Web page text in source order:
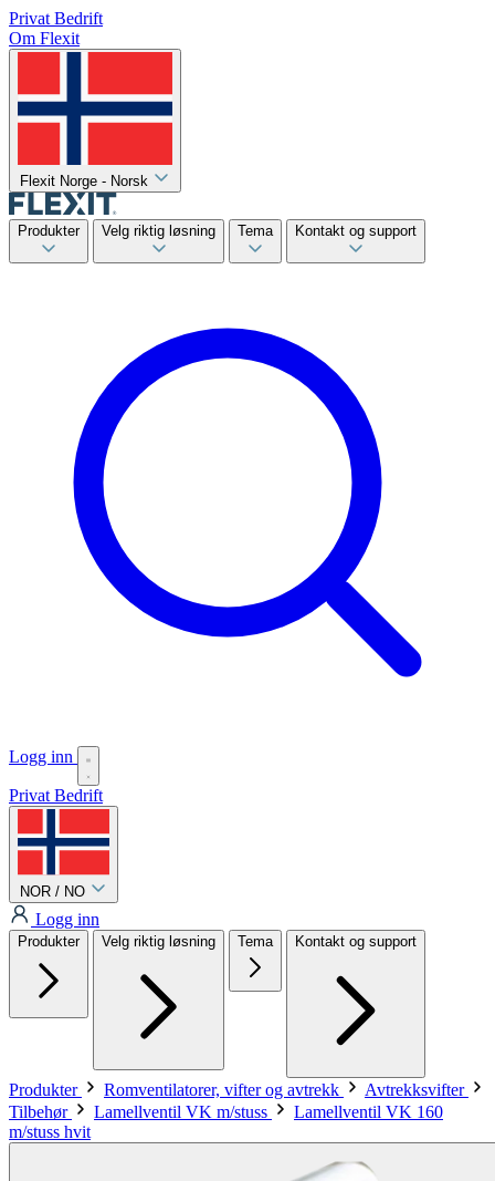
Privat Bedrift
Om Flexit
Flexit Norge - Norsk
Produkter Velg riktig løsning Tema Kontakt og support
Logg inn
Privat Bedrift
NOR / NO
Logg inn
Produkter Velg riktig løsning Tema Kontakt og support
Produkter Romventilatorer, vifter og avtrekk
Avtrekksvifter
Tilbehør
Lamellventil VK m/stuss
Lamellventil VK 160
m/stuss hvit